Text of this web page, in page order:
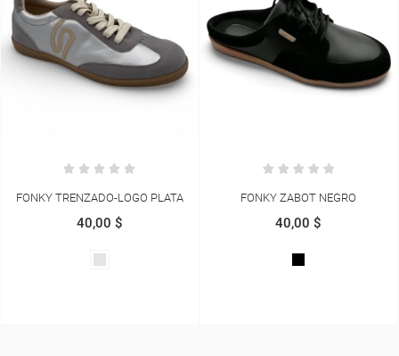
FONKY ZABOT NEGRO
40,00 $
FONKY ZABOT BEIGE
40,00 $